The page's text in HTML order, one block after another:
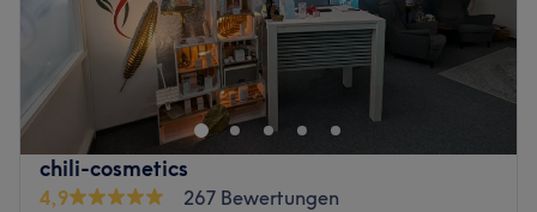
chili-cosmetics
4,9
267 Bewertungen